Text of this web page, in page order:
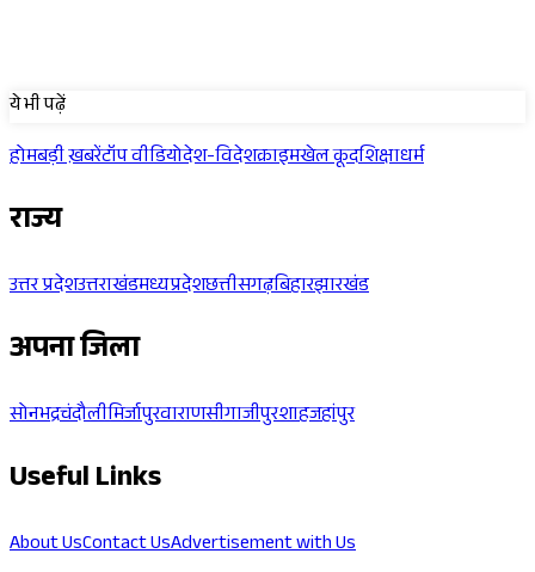
ये भी पढ़ें
होमबड़ी ख़बरेंटॉप वीडियोदेश-विदेशक्राइमखेल कूदशिक्षाधर्म
राज्य
उत्तर प्रदेशउत्तराखंडमध्यप्रदेशछत्तीसगढ़बिहारझारखंड
अपना जिला
सोनभद्रचंदौलीमिर्जापुरवाराणसीगाजीपुरशाहजहांपुर
Useful Links
About UsContact UsAdvertisement with Us